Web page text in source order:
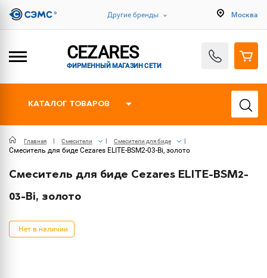
Другие бренды Москва
CEZARES
ФИРМЕННЫЙ МАГАЗИН СЕТИ
КАТАЛОГ ТОВАРОВ
Главная Смесители Смесители для биде
Смеситель для биде Cezares ELITE-BSM2-03-Bi, золото
Смеситель для биде Cezares ELITE-BSM2-
03-Bi, золото
Нет в наличии